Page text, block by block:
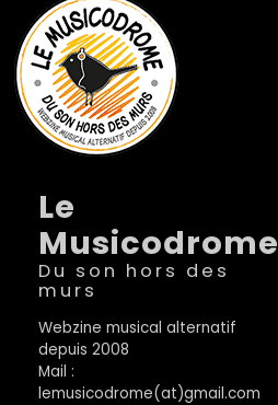
Le
Musicodrome
Du son hors des
murs
Webzine musical alternatif
depuis 2008
Mail :
lemusicodrome(at)gmail.com